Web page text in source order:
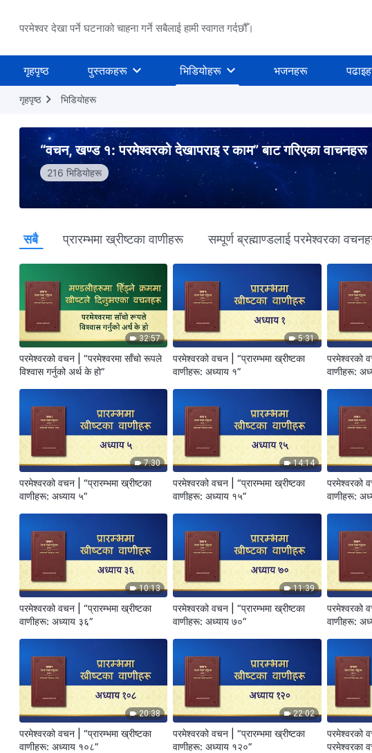
परमेश्वर देखा पर्ने घटनाको चाहना गर्ने सबैलाई हामी स्वागत गर्दछौँ।
गृहपृष्ठ पुस्तकहरू भिडियोहरू भजनहरू
गृहपृष्ठ भिडियोहरू
“वचन, खण्ड १: परमेश्‍वरको देखापराइ र काम” बाट गरिएका वाचनहरू
216 भिडियोहरू
सबै प्रारम्‍भमा ख्रीष्‍टका वाणीहरू सम्पूर्ण ब्रह्माण्डलाई परमेश्‍वरका
32:57
परमेश्‍वरको वचन | “परमेश्‍वरमा साँचो रूपले
विश्‍वास गर्नुको अर्थ के हो”
5:31
परमेश्‍वरको वचन | “प्रारम्‍भमा ख्रीष्‍टका
वाणीहरू: अध्याय १”
परमेश्‍वरको
वाणीहरू:
7:30
परमेश्‍वरको वचन | “प्रारम्‍भमा ख्रीष्‍टका
वाणीहरू: अध्याय ५”
14:14
परमेश्‍वरको वचन | “प्रारम्‍भमा ख्रीष्‍टका
वाणीहरू: अध्याय १५”
परमेश्‍वरको
वाणीहरू:
10:13
परमेश्‍वरको वचन | “प्रारम्‍भमा ख्रीष्‍टका
वाणीहरू: अध्याय ३६”
11:39
परमेश्‍वरको वचन | “प्रारम्‍भमा ख्रीष्‍टका
वाणीहरू: अध्याय ७०”
परमेश्‍वरको
वाणीहरू:
20:38
परमेश्‍वरको वचन | “प्रारम्‍भमा ख्रीष्‍टका
वाणीहरू: अध्याय १०८”
22:02
परमेश्‍वरको वचन | “प्रारम्‍भमा ख्रीष्‍टका
वाणीहरू: अध्याय १२०”
परमेश्‍वरको
परमेश्‍वरका